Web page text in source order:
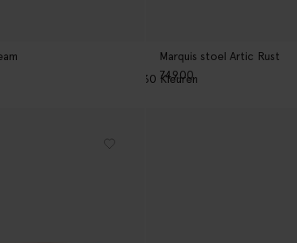
Marquis stoel Artic Rust
749.00
30 Kleuren